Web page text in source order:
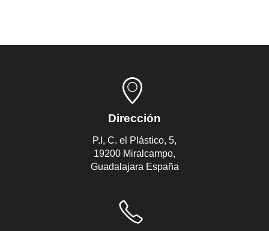
Dirección
P.I, C. el Plástico, 5,
19200 Miralcampo,
Guadalajara España